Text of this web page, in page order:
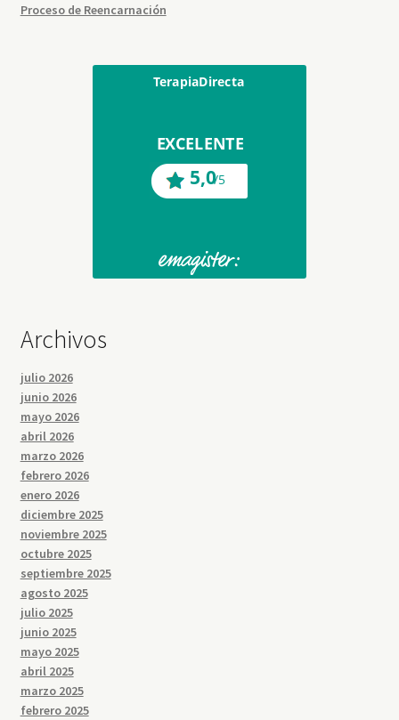
Proceso de Reencarnación
Archivos
julio 2026
junio 2026
mayo 2026
abril 2026
marzo 2026
febrero 2026
enero 2026
diciembre 2025
noviembre 2025
octubre 2025
septiembre 2025
agosto 2025
julio 2025
junio 2025
mayo 2025
abril 2025
marzo 2025
febrero 2025